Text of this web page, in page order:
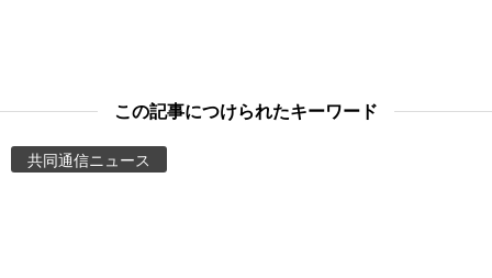
この記事につけられたキーワード
共同通信ニュース